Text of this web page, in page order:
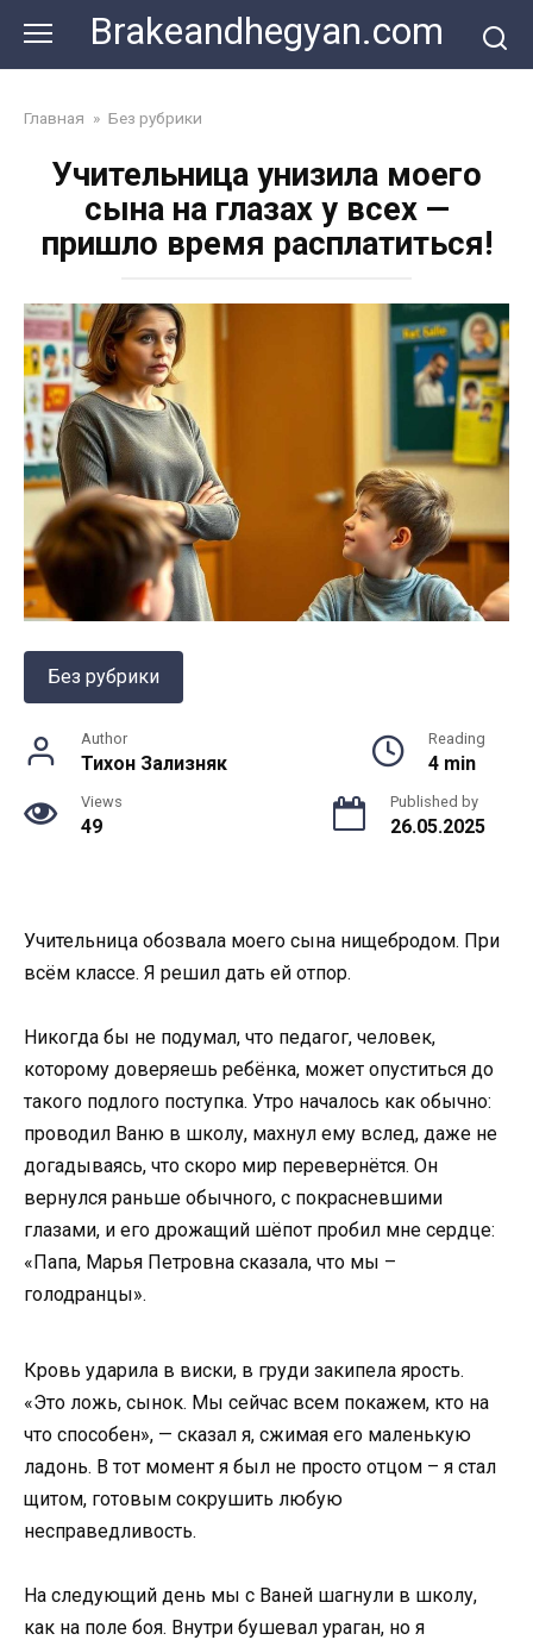
content
Brakeandhegyan.com
Главная » Без рубрики
Учительница унизила моего
сына на глазах у всех —
пришло время расплатиться!
Без рубрики
Author
Тихон Зализняк
Reading
4 min
Views
49
Published by
26.05.2025
Учительница обозвала моего сына нищебродом. При
всём классе. Я решил дать ей отпор.
Никогда бы не подумал, что педагог, человек,
которому доверяешь ребёнка, может опуститься до
такого подлого поступка. Утро началось как обычно:
проводил Ваню в школу, махнул ему вслед, даже не
догадываясь, что скоро мир перевернётся. Он
вернулся раньше обычного, с покрасневшими
глазами, и его дрожащий шёпот пробил мне сердце:
«Папа, Марья Петровна сказала, что мы –
голодранцы».
Кровь ударила в виски, в груди закипела ярость.
«Это ложь, сынок. Мы сейчас всем покажем, кто на
что способен», — сказал я, сжимая его маленькую
ладонь. В тот момент я был не просто отцом – я стал
щитом, готовым сокрушить любую
несправедливость.
На следующий день мы с Ваней шагнули в школу,
как на поле боя. Внутри бушевал ураган, но я